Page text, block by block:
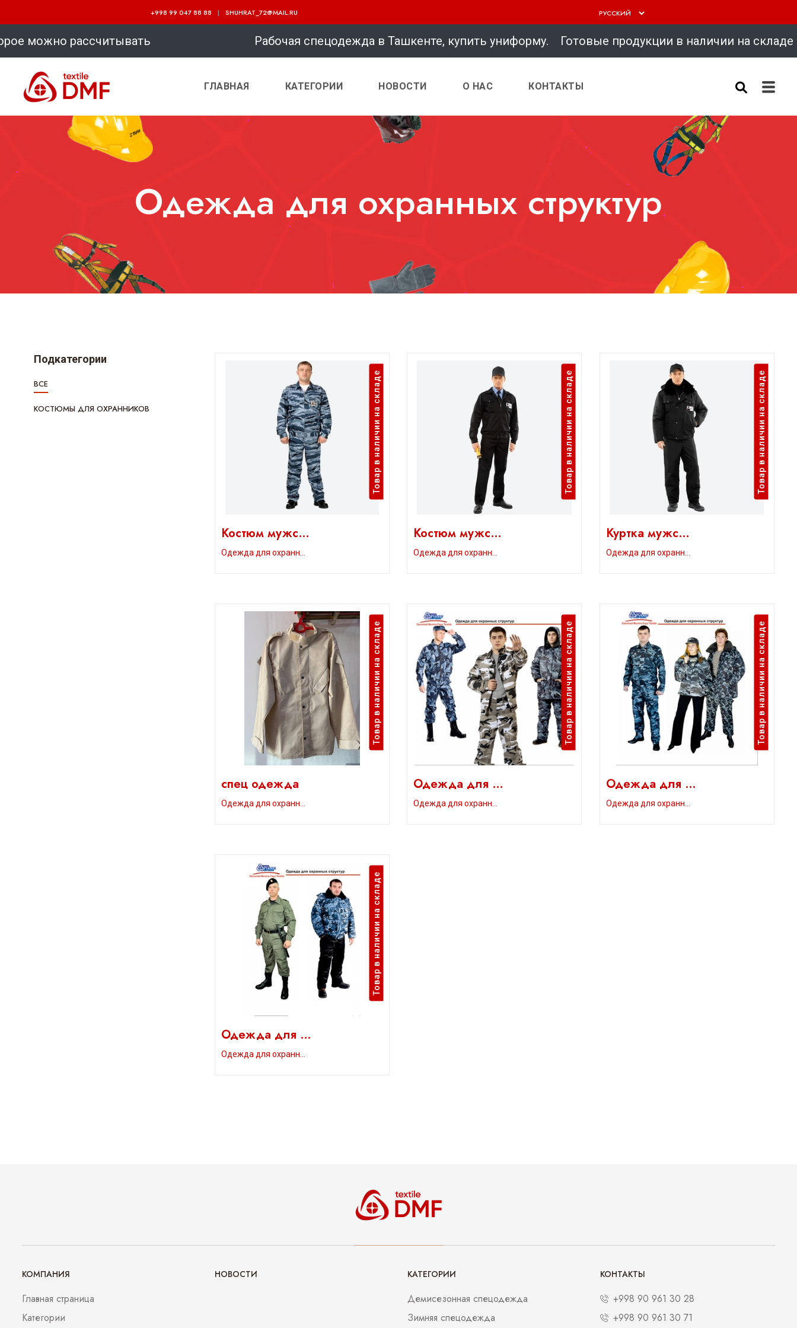
+998 99 047 88 88 SHUHRAT_72@MAIL.RU
рассчитывать Рабочая спецодежда в Ташкенте, купить униформу. Готовые продукции в наличии на
ГЛАВНАЯ КАТЕГОРИИ НОВОСТИ О НАС КОНТАКТЫ
Одежда для охранных структур
Подкатегории
ВСЕ
КОСТЮМЫ ДЛЯ ОХРАННИКОВ Товар в наличии на складе
Костюм мужс…
Одежда для охранн…
Товар в наличии на складе
Костюм мужс…
Одежда для охранн…
Товар в наличии на складе
Куртка мужс…
Одежда для охранн…
Товар в наличии на складе
спец одежда
Одежда для охранн…
Товар в наличии на складе
Одежда для …
Одежда для охранн…
Товар в наличии на складе
Одежда для …
Одежда для охранн…
Товар в наличии на складе
Одежда для …
Одежда для охранн…
КОМПАНИЯ
Главная страница
Категории
НОВОСТИ КАТЕГОРИИ
Демисезонная спецодежда
Зимняя спецодежда
КОНТАКТЫ
+998 90 961 30 28
+998 90 961 30 71